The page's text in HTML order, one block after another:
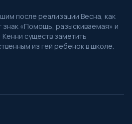
после реализации Весна, как
«Помощь, разыскиваемая» и
Кенни существ заметить
из гей ребенок в школе.